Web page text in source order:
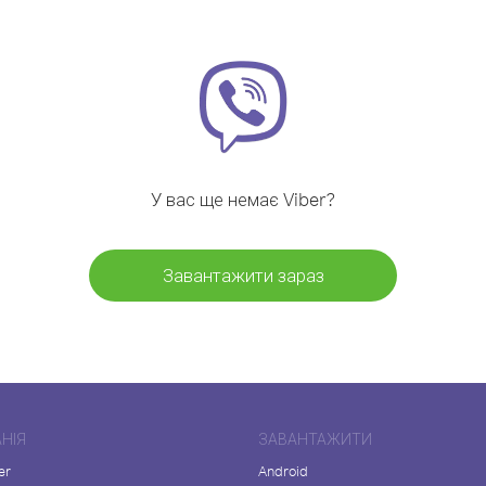
У вас ще немає Viber?
Завантажити зараз
ЗАВАНТАЖИТИ
Android